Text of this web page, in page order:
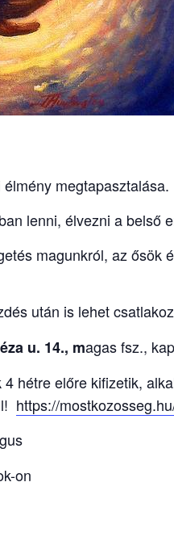
megtapasztalása.
lenni, élvezni a belső
magunkról, az ősök
után is lehet
u. 14., magas fsz.,
hétre előre kifizetik,
https://
on